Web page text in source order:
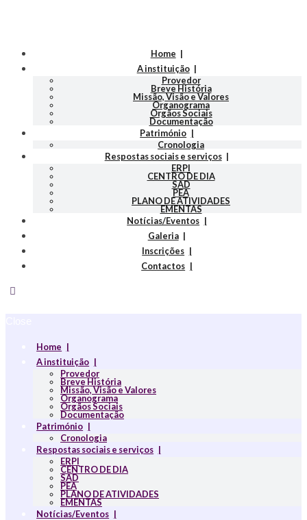
Home
A instituição
Provedor
Breve História
Missão, Visão e Valores
Organograma
Orgãos Sociais
Documentação
Património
Cronologia
Respostas sociais e serviços
ERPI
CENTRO DE DIA
SAD
PEA
PLANO DE ATIVIDADES
EMENTAS
Notícias/Eventos
Galeria
Inscrições
Contactos
Home
A instituição
Provedor
Breve História
Missão, Visão e Valores
Organograma
Orgãos Sociais
Documentação
Património
Cronologia
Respostas sociais e serviços
ERPI
CENTRO DE DIA
SAD
PEA
PLANO DE ATIVIDADES
EMENTAS
Notícias/Eventos